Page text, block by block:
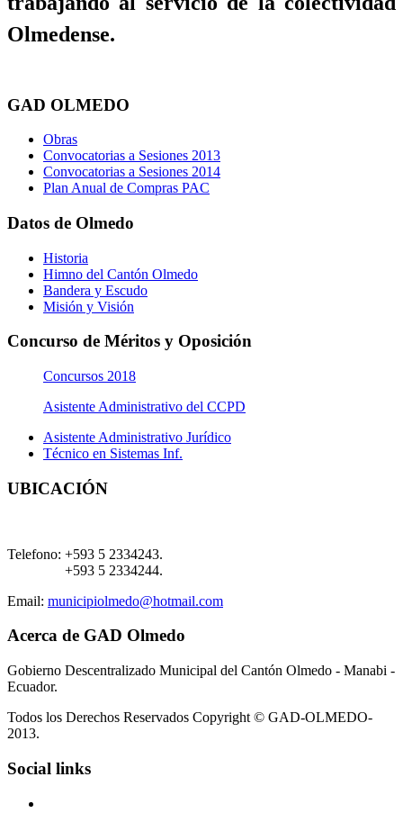
Olmedense.
GAD OLMEDO
Obras
Convocatorias a Sesiones 2013
Convocatorias a Sesiones 2014
Plan Anual de Compras PAC
Datos de Olmedo
Historia
Himno del Cantón Olmedo
Bandera y Escudo
Misión y Visión
Concurso de Méritos y Oposición
Concursos 2018
Asistente Administrativo del CCPD
Asistente Administrativo Jurídico
Técnico en Sistemas Inf.
UBICACIÓN
Telefono: +593 5 2334243.
+593 5 2334244.
Email: municipiolmedo@hotmail.com
Acerca de GAD Olmedo
Gobierno Descentralizado Municipal del Cantón Olmedo - Manabi -
Ecuador.
Todos los Derechos Reservados Copyright © GAD-OLMEDO-
2013.
Social links